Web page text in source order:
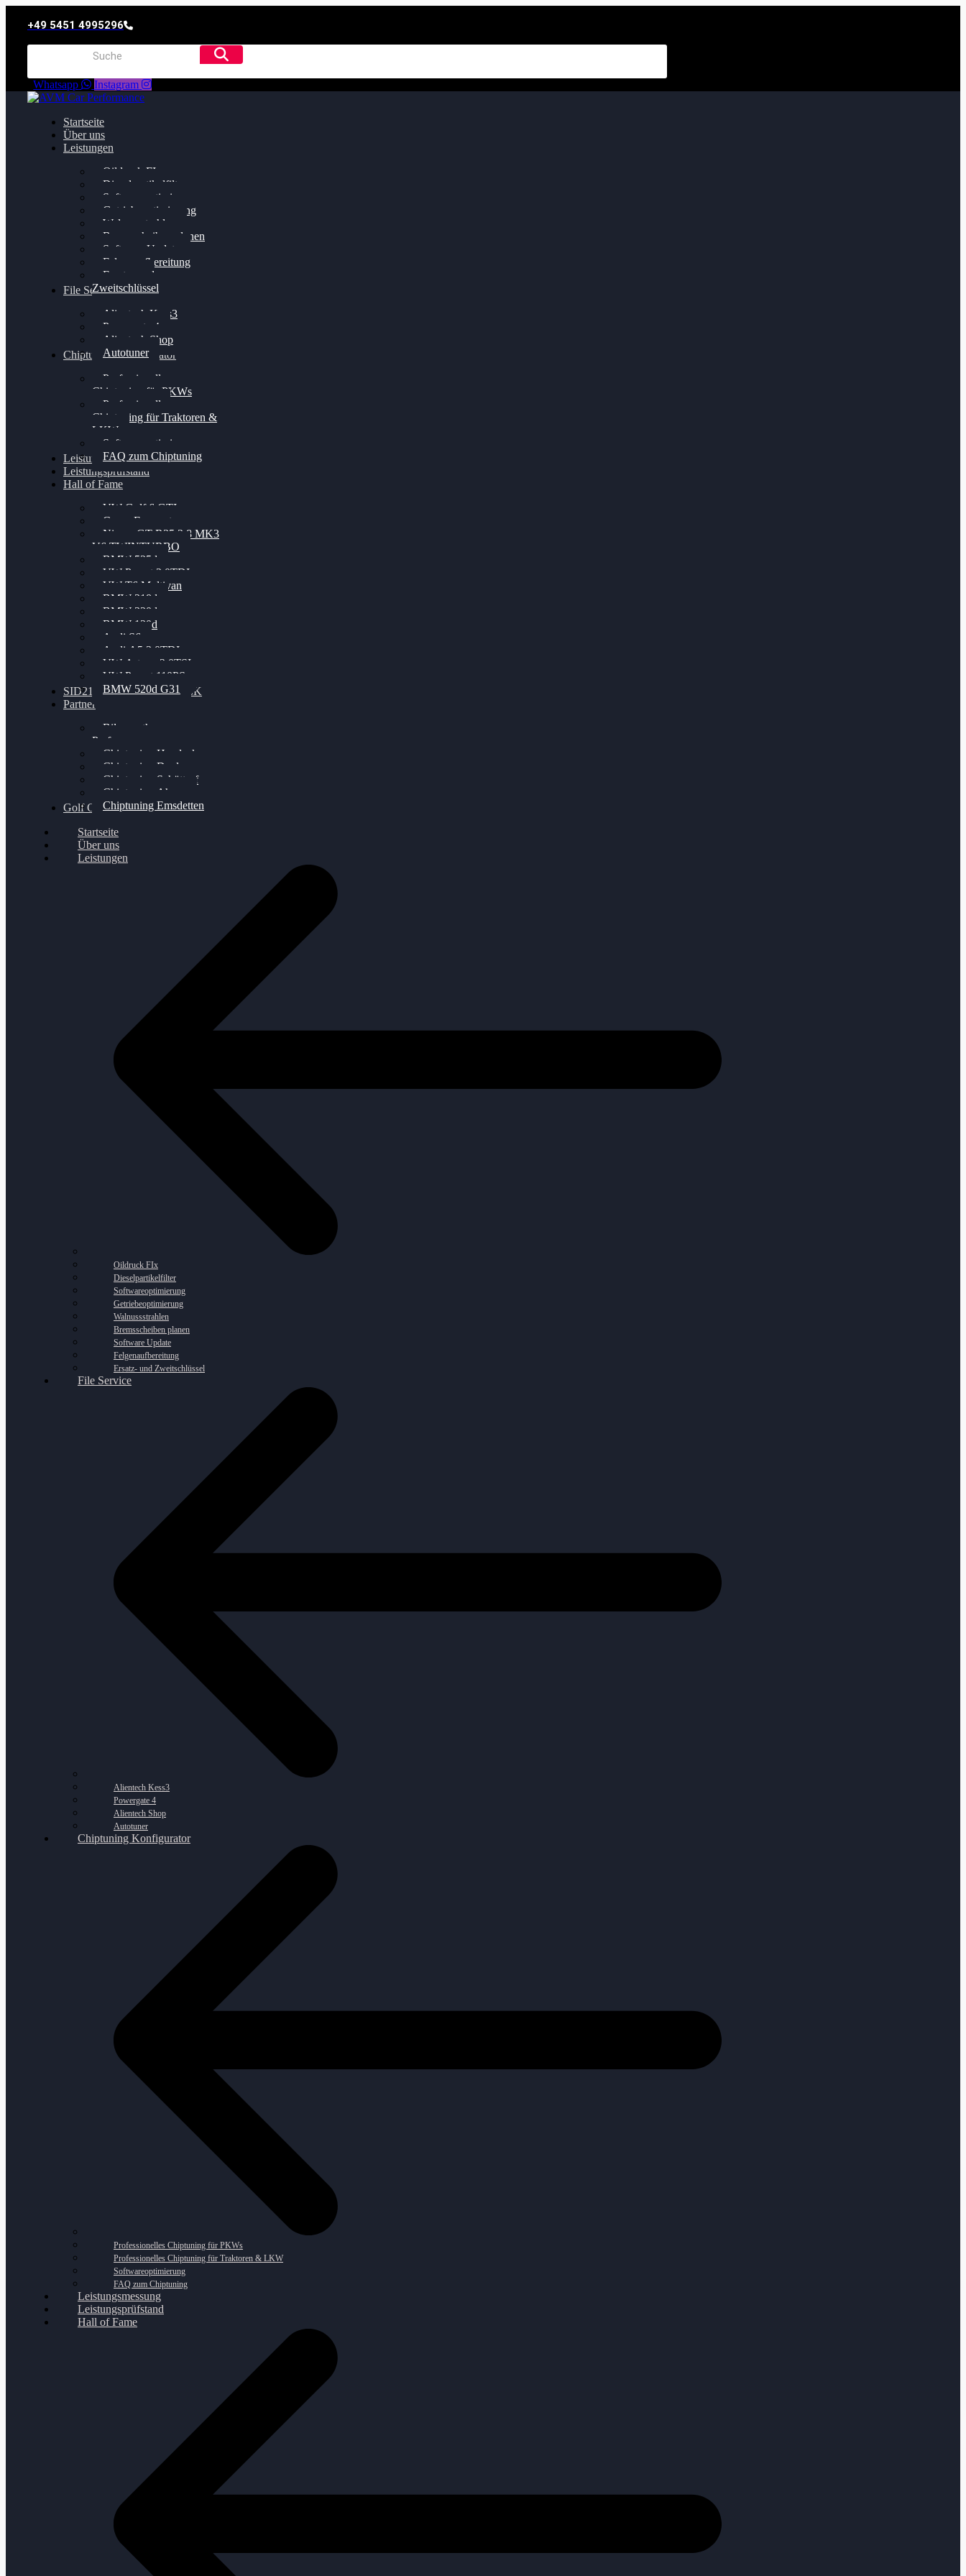
+49 5451 4995296
Whatsapp Instagram
Startseite
Über uns
Leistungen
Oildruck FIx
Dieselpartikelfilter
Softwareoptimierung
Getriebeoptimierung
Walnussstrahlen
Bremsscheiben planen
Software Update
Felgenaufbereitung
Ersatz- und
Zweitschlüssel
File Service
Alientech Kess3
Powergate 4
Alientech Shop
Autotuner
Chiptuning Konfigurator
Professionelles
Chiptuning für PKWs
Professionelles
Chiptuning für Traktoren &
LKW
Softwareoptimierung
FAQ zum Chiptuning
Leistungsmessung
Leistungsprüfstand
Hall of Fame
VW Golf 6 GTI
Cupra Formentor
Nissan GT-R35 3.8 MK3
V6 TWINTURBO
BMW 525d
VW Passat 2.0TDI
VW T6 Multivan
BMW 318d
BMW 320d
BMW 120d
Audi S6
Audi A5 3.0TDI
VW Arteon 2.0TSI
VW Passat 110PS
BMW 520d G31
SID212 / 212EVO UNLOCK
Partner
Bilgenroth
Performance
Chiptuning Herzlacke
Chiptuning Duelmen
Chiptuning Schüttorf
Chiptuning Ahaus
Chiptuning Emsdetten
Golf Gewinnspiel
Startseite
Über uns
Leistungen
Oildruck FIx
Dieselpartikelfilter
Softwareoptimierung
Getriebeoptimierung
Walnussstrahlen
Bremsscheiben planen
Software Update
Felgenaufbereitung
Ersatz- und Zweitschlüssel
File Service
Alientech Kess3
Powergate 4
Alientech Shop
Autotuner
Chiptuning Konfigurator
Professionelles Chiptuning für PKWs
Professionelles Chiptuning für Traktoren & LKW
Softwareoptimierung
FAQ zum Chiptuning
Leistungsmessung
Leistungsprüfstand
Hall of Fame